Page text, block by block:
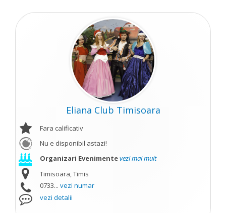
Eliana Club Timisoara
Fara calificativ
Nu e disponibil astazi!
Organizari Evenimentevezi mai mult
Timisoara, Timis
0733... vezi numar
vezi detalii